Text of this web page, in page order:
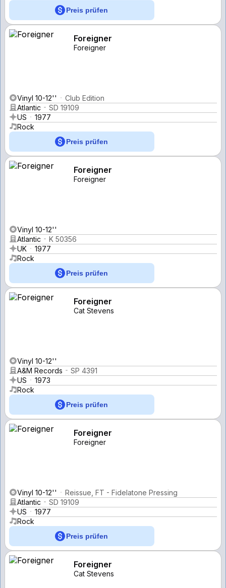
Preis prüfen
Foreigner
Foreigner
Vinyl 10-12''
Club Edition
Atlantic
SD 19109
US
1977
Rock
Preis prüfen
Foreigner
Foreigner
Vinyl 10-12''
Atlantic
K 50356
UK
1977
Rock
Preis prüfen
Foreigner
Cat Stevens
Vinyl 10-12''
A&M Records
SP 4391
US
1973
Rock
Preis prüfen
Foreigner
Foreigner
Vinyl 10-12''
Reissue, FT - Fidelatone Pressing
Atlantic
SD 19109
US
1977
Rock
Preis prüfen
Foreigner
Cat Stevens